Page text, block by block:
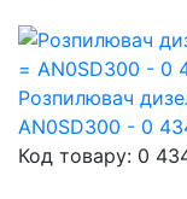
Розпилювач
AN0SD300 - 0
Код товару: 0